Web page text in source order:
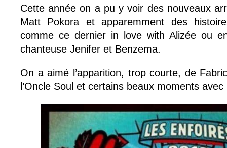
Cette année on a pu y voir des nouveaux
Matt Pokora et apparemment des
comme ce dernier in love with Alizée ou
chanteuse Jenifer et Benzema.
On a aimé l’apparition, trop courte, de
l’Oncle Soul et certains beaux moments